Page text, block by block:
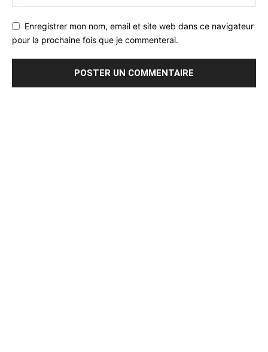
Enregistrer mon nom, email et site web dans ce navigateur
pour la prochaine fois que je commenterai.